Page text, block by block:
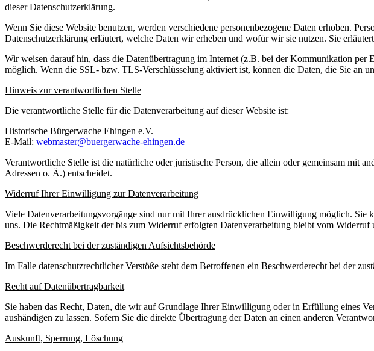
dieser Datenschutzerklärung.
Wenn Sie diese Website benutzen, werden verschiedene personenbezogene Daten erhoben.
Datenschutzerklärung erläutert, welche Daten wir erheben und wofür wir sie nutzen. Sie
Wir weisen darauf hin, dass die Datenübertragung im Internet (z.B. bei der Kommunikation
möglich. Wenn die SSL- bzw. TLS-Verschlüsselung aktiviert ist, können die Daten, die Sie an
Hinweis zur verantwortlichen Stelle
Die verantwortliche Stelle für die Datenverarbeitung auf dieser Website ist:
Historische Bürgerwache Ehingen e.V.
E-Mail: webmaster@buergerwache-ehingen.de
Verantwortliche Stelle ist die natürliche oder juristische Person, die allein oder gemeinsam mit
Adressen o. Ä.) entscheidet.
Widerruf Ihrer Einwilligung zur Datenverarbeitung
Viele Datenverarbeitungsvorgänge sind nur mit Ihrer ausdrücklichen Einwilligung möglich.
uns. Die Rechtmäßigkeit der bis zum Widerruf erfolgten Datenverarbeitung bleibt vom Widerruf
Beschwerderecht bei der zuständigen Aufsichtsbehörde
Im Falle datenschutzrechtlicher Verstöße steht dem Betroffenen ein Beschwerderecht bei der
Recht auf Datenübertragbarkeit
Sie haben das Recht, Daten, die wir auf Grundlage Ihrer Einwilligung oder in Erfüllung eines
aushändigen zu lassen. Sofern Sie die direkte Übertragung der Daten an einen anderen
Auskunft, Sperrung, Löschung